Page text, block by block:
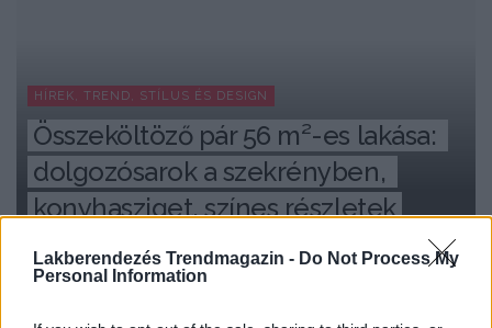
Lakberendezés Trendmagazin - Do Not Process My
Personal Information
HÍREK, TREND, STÍLUS ÉS DESIGN
Összeköltöző pár 56 m²-es lakása:
dolgozósarok a szekrényben,
konyhasziget, színes részletek